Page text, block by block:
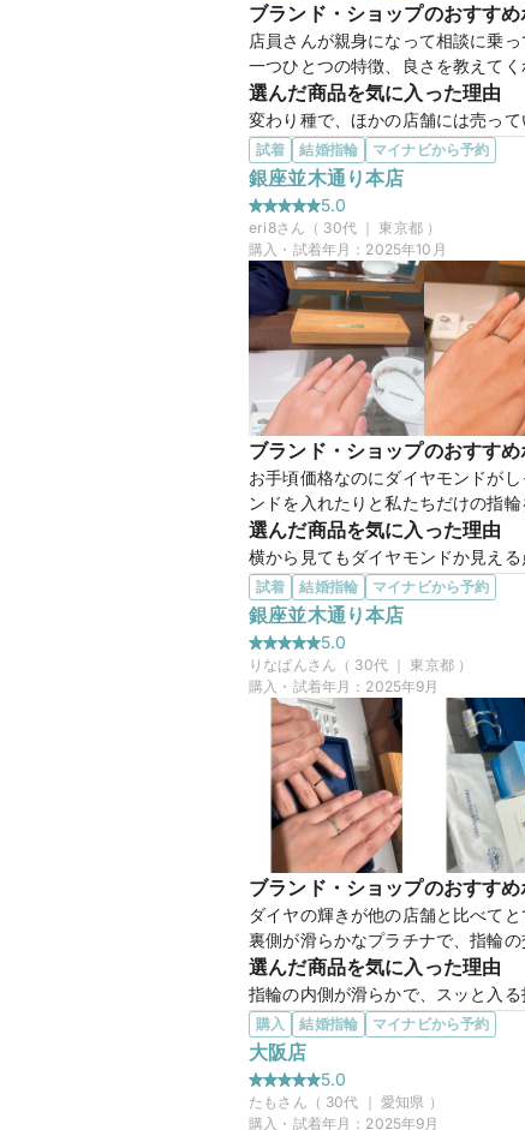
マイナビ限定 来店特典
この店舗のおすすめ特典情報
条件クリアで最大65,000円分の
ブランド・ショップのおすすめ
店員さんが親身になって相談に乗
一つひとつの特徴、良さを教えて
選んだ商品を気に入った理由
変わり種で、ほかの店舗には売っ
した‼︎艶消しもお好みでオーダーで
この店舗の良かったところ
建物自体がキレイなので、建物の
送りしてくださいます♪お客さんが
商品名 383L bouquet
価格帯 20万円
マイナビ限定 来店特典
この店舗のおすすめ特典情報
条件クリアで最大65,000円分の
試着 結婚指輪 マイナビから予約
銀座並木通り本店
5.0
eri8さん（ 30代 ｜ 東京都）
購入・試着年月： 2025年10月
ブランド・ショップのおすすめ
お手頃価格なのにダイヤモンドが
ンドを入れたりと私たちだけの指
選んだ商品を気に入った理由
横から見てもダイヤモンドか見え
お店にはなかなか無いのではと思
この店舗の良かったところ
色々と好みを聞いてくださり、安
も丁寧に教えてくださいました。
商品名 bouquet
マイナビ限定 来店特典
この店舗のおすすめ特典情報
条件クリアで最大65,000円分の
試着 結婚指輪 マイナビから予約
銀座並木通り本店
5.0
りなぱんさん（ 30代 ｜ 東京都）
購入・試着年月： 2025年9月
ブランド・ショップのおすすめ
ダイヤの輝きが他の店舗と比べて
裏側が滑らかなプラチナで、指輪
選んだ商品を気に入った理由
指輪の内側が滑らかで、スッと入
また、好みの指輪や似合うだろう
かったですが最後に選んだものがい
この店舗の良かったところ
指輪の質感やブランドとしてのこ
かたが教えてくれてとてもわかり
購入 結婚指輪 マイナビから予約
大阪店
5.0
たも さん（ 30代 ｜愛知県 ）
購入・試着年月： 2025年9月